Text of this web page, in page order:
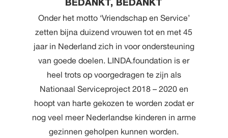
BEDANKT, BEDANKT
Onder het motto ‘Vriendschap en Service’
zetten bijna duizend vrouwen tot en met 45
jaar in Nederland zich in voor ondersteuning
van goede doelen. LINDA.foundation is er
heel trots op voorgedragen te zijn als
Nationaal Serviceproject 2018 – 2020 en
hoopt van harte gekozen te worden zodat er
nog veel meer Nederlandse kinderen in arme
gezinnen geholpen kunnen worden.